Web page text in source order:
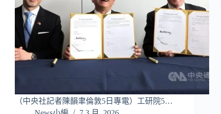
（中央社記者陳韻聿倫敦5日專電）工研院5…